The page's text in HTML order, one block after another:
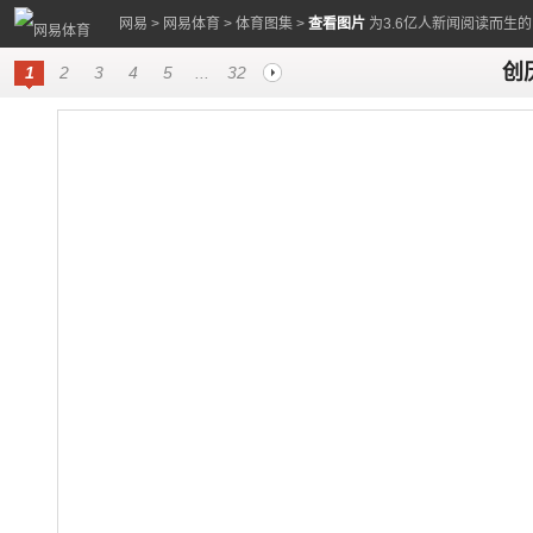
网易 > 网易体育 > 体育图集 > 查看图片 为3.6亿人新闻阅读而生
1 2 3 4 5 32 创